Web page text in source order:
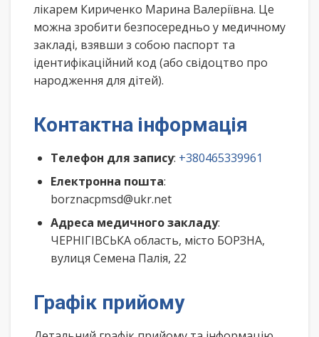
лікарем Кириченко Марина Валеріївна. Це
можна зробити безпосередньо у медичному
закладі, взявши з собою паспорт та
ідентифікаційний код (або свідоцтво про
народження для дітей).
Контактна інформація
Телефон для запису: +380465339961
Електронна пошта:
borznacpmsd@ukr.net
Адреса медичного закладу:
ЧЕРНІГІВСЬКА область, місто БОРЗНА,
вулиця Семена Палія, 22
Графік прийому